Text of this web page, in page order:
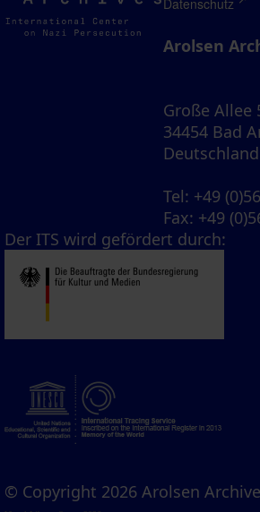
Datenschutz
Arolsen
Große Allee
34454 Bad
Deutschland
Tel: +49
Fax: +49
Der ITS wird gefördert durch:
© Copyright 2026 Arolsen